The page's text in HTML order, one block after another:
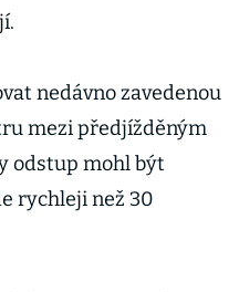
nedávno zavedenou
mezi předjížděným
odstup mohl být
rychleji než 30